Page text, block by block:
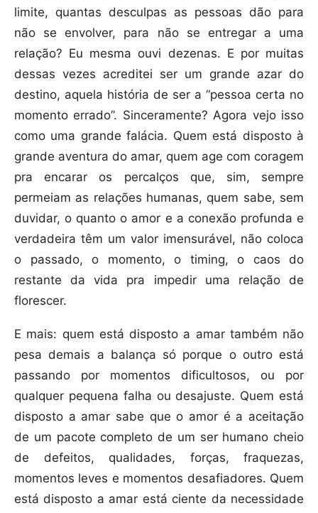
limite, quantas desculpas as pessoas dão para
não se envolver, para não se entregar a uma
relação? Eu mesma ouvi dezenas. E por muitas
dessas vezes acreditei ser um grande azar do
destino, aquela história de ser a “pessoa certa no
momento errado”. Sinceramente? Agora vejo isso
como uma grande falácia. Quem está disposto à
grande aventura do amar, quem age com coragem
pra encarar os percalços que, sim, sempre
permeiam as relações humanas, quem sabe, sem
duvidar, o quanto o amor e a conexão profunda e
verdadeira têm um valor imensurável, não coloca
o passado, o momento, o timing, o caos do
restante da vida pra impedir uma relação de
florescer.
E mais: quem está disposto a amar também não
pesa demais a balança só porque o outro está
passando por momentos dificultosos, ou por
qualquer pequena falha ou desajuste. Quem está
disposto a amar sabe que o amor é a aceitação
de um pacote completo de um ser humano cheio
de defeitos, qualidades, forças, fraquezas,
momentos leves e momentos desafiadores. Quem
está disposto a amar está ciente da necessidade